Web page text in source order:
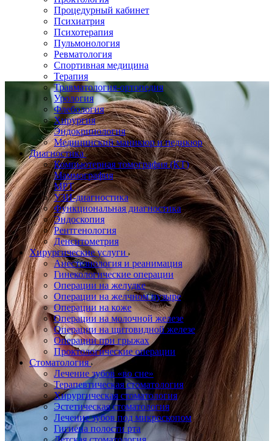
Процедурный кабинет
Психиатрия
Психотерапия
Пульмонология
Ревматология
Спортивная медицина
Терапия
Травматология-ортопедия
Урология
Флебология
Хирургия
Эндокринология
Медицинский маникюр и педикюр
Диагностика
Компьютерная томография (КТ)
Маммография
МРТ
УЗИ-диагностика
Функциональная диагностика
Эндоскопия
Рентгенология
Денситометрия
Хирургические услуги
Анестезиология и реанимация
Гинекологические операции
Операции на желудке
Операции на желчном пузыре
Операции на коже
Операции на молочной железе
Операции на щитовидной железе
Операции при грыжах
Проктологические операции
Стоматология
Лечение зубов «во сне»
Терапевтическая стоматология
Хирургическая стоматология
Эстетическая стоматология
Лечение зубов под микроскопом
Гигиена полости рта